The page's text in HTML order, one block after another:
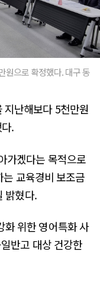
원으로 확정했다. 대구 동
지난해보다 5천만원
.
가겠다는 목적으로
교육경비 보조금
밝혔다.
위한 영어특화 사
반고 대상 건강한